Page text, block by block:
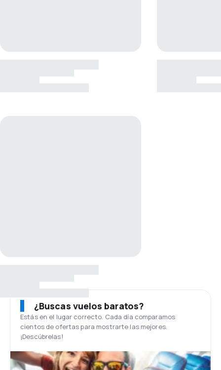
¿Buscas vuelos baratos?
Estás en el lugar correcto. Cada día comparamos
cientos de ofertas para mostrarte las mejores.
¡Descúbrelas!